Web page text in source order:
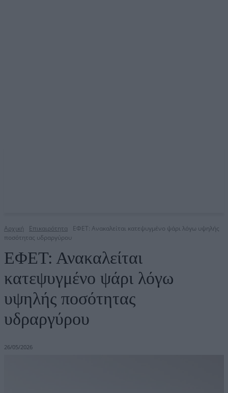
Αρχική Επικαιρότητα
ΕΦΕΤ: Ανακαλείται κατεψυγμένο ψάρι λόγω υψηλής
ποσότητας υδραργύρου
ΕΦΕΤ: Ανακαλείται
κατεψυγμένο ψάρι λόγω
υψηλής ποσότητας
υδραργύρου
26/05/2026